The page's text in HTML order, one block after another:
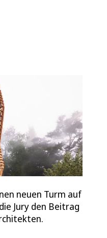
neuen Turm auf
Jury den Beitrag